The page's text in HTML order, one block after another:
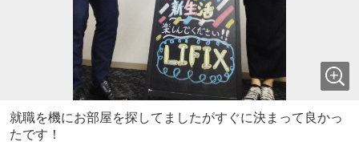
就職を機にお部屋を探してましたがすぐに決まって良かっ
たです！